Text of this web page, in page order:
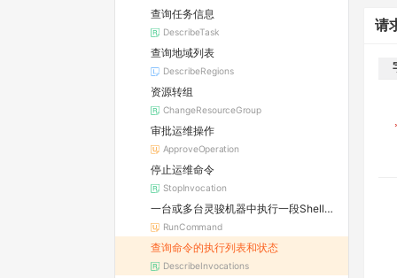
查询任务信息
DescribeTask
查询地域列表
DescribeRegions
资源转组
ChangeResourceGroup
审批运维操作
ApproveOperation
停止运维命令
StopInvocation
一台或多台灵骏机器中执行一段Shell的脚本
RunCommand
查询命令的执行列表和状态
DescribeInvocations
请